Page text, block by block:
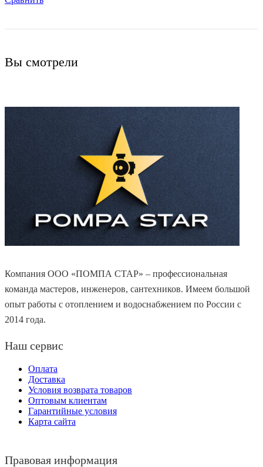
Вы смотрели
Компания ООО «ПОМПА СТАР» – профессиональная
команда мастеров, инженеров, сантехников. Имеем большой
опыт работы с отоплением и водоснабжением по России с
2014 года.
Наш сервис
Оплата
Доставка
Условия возврата товаров
Оптовым клиентам
Гарантийные условия
Карта сайта
Правовая информация